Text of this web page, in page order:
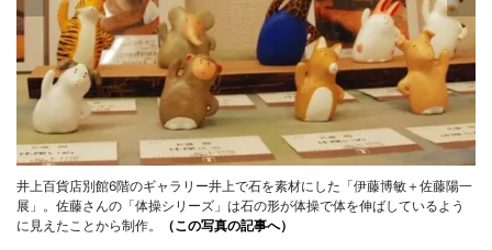
井上百貨店別館6階のギャラリー井上で石を素材にした「伊藤博敏＋佐藤陽一
展」。佐藤さんの「体操シリーズ」は石の形が体操で体を伸ばしているよう
に見えたことから制作。
（この写真の記事へ）